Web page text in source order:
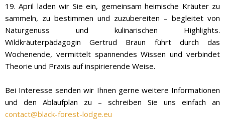
19. April laden wir Sie ein, gemeinsam heimische Kräuter zu
sammeln, zu bestimmen und zuzubereiten – begleitet von
Naturgenuss und kulinarischen Highlights.
Wildkräuterpädagogin Gertrud Braun führt durch das
Wochenende, vermittelt spannendes Wissen und verbindet
Theorie und Praxis auf inspirierende Weise.
Bei Interesse senden wir Ihnen gerne weitere Informationen
und den Ablaufplan zu – schreiben Sie uns einfach an
contact@black-forest-lodge.eu